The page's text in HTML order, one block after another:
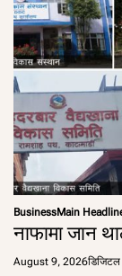
BusinessMain
नाफामा जान
August 9, 2026